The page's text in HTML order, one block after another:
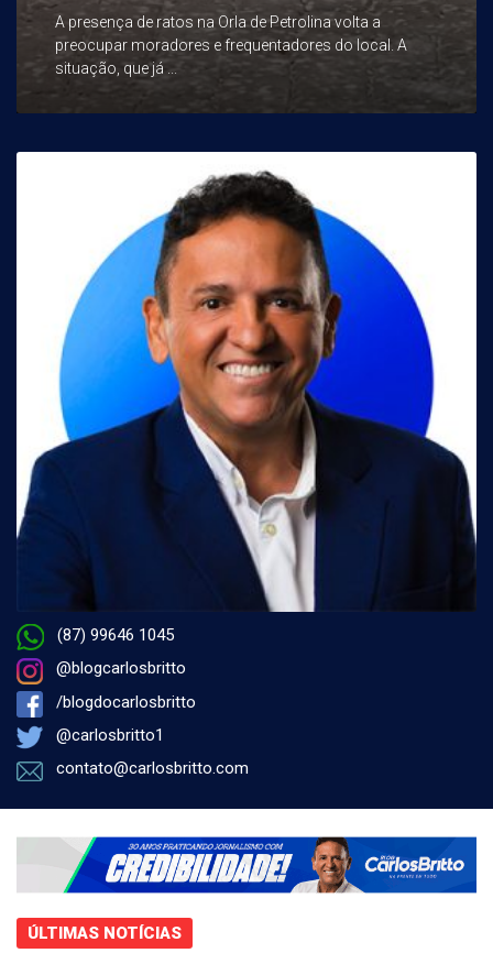
A presença de ratos na Orla de Petrolina volta a
preocupar moradores e frequentadores do local. A
situação, que já ...
(87) 99646 1045
@blogcarlosbritto
/blogdocarlosbritto
@carlosbritto1
contato@carlosbritto.com
ÚLTIMAS NOTÍCIAS